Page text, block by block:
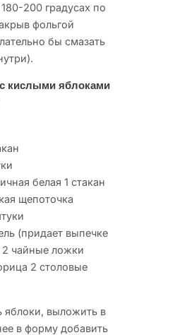
200 градусах по
фольгой
бы смазать
кислыми яблоками
белая 1 стакан
щепоточка
(придает выпечке
чайные ложки
2 столовые
яблоки, выложить в
в форму добавить